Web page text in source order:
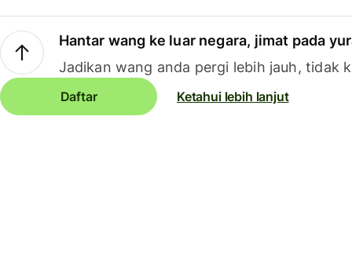
Hantar wang ke luar negara, jimat pada
Jadikan wang anda pergi lebih jauh, tidak
Daftar Ketahui lebih lanjut